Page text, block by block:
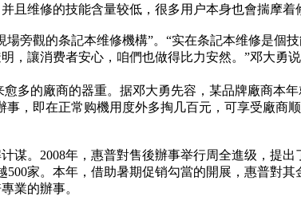
且维修的技能含量较低，很多用户本身也會揣摩着
旁觀的条記本维修機構”。“实在条記本维修是個
，讓消费者安心，咱們也做得比力安然。”邓大勇说
多的廠商的器重。据邓大勇先容，某品牌廠商本
，即在正常购機用度外多掏几百元，可享受廠商
谋。2008年，惠普對售後辦事举行周全進级，提
500家。本年，借助暑期促销勾當的開展，惠普對
業的辦事。